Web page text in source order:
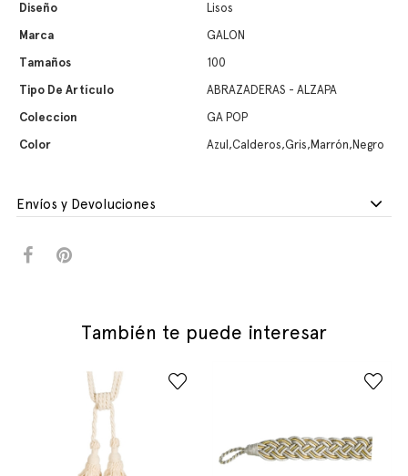
Diseño
Lisos
Marca
GALON
Tamaños
100
Tipo De Artículo
ABRAZADERAS - ALZAPA
Coleccion
GA POP
Color
Azul,Calderos,Gris,Marrón,Negro
Envíos y Devoluciones
También te puede interesar